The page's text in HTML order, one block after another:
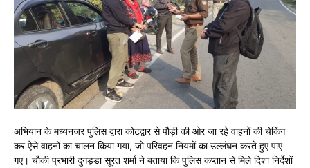
अभियान के मध्यनजर पुलिस द्वारा कोटद्वार से पौड़ी की ओर जा रहे वाहनों की चेकिंग
कर ऐसे वाहनों का चालन किया गया, जो परिवहन नियमों का उल्लंघन करते हुए पाए
गए। चौकी प्रभारी दुगड्डा सूरत शर्मा ने बताया कि पुलिस कप्तान से मिले दिशा निर्देशों